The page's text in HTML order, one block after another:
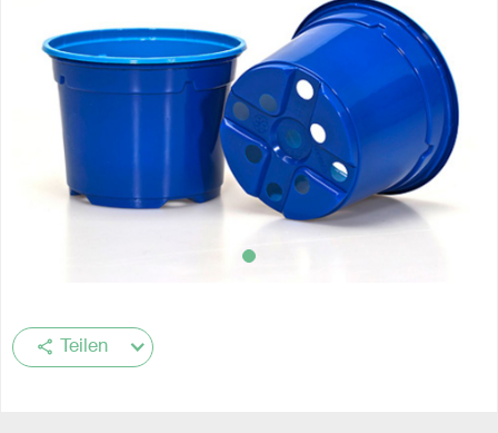
share Teilen